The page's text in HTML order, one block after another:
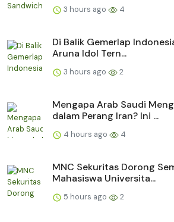
3 hours ago 4
Di Balik Gemerlap
Aruna Idol Tern...
3 hours ago 2
Mengapa Arab Saudi
dalam Perang Iran? Ini ...
4 hours ago 4
MNC Sekuritas Dorong
Mahasiswa Universita...
5 hours ago 2